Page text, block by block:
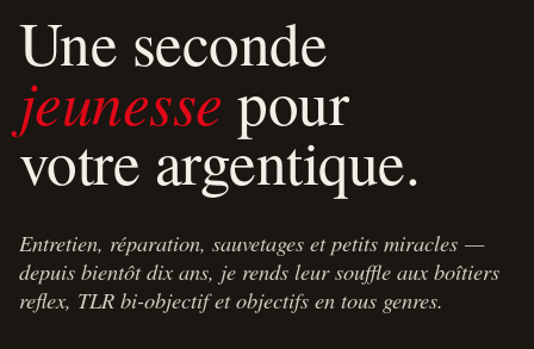
Une seconde
jeunesse pour
votre argentique.
Entretien, réparation, sauvetages et petits miracles —
depuis bientôt dix ans, je rends leur souffle aux boîtiers
reflex, TLR bi-objectif et objectifs en tous genres.